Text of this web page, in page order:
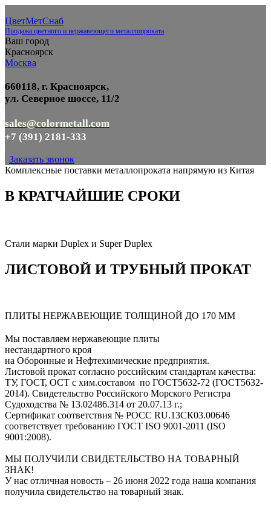
ЦветМетСнаб
Продажа цветного и нержавеющего металлопроката
Ваш город
Красноярск
Москва
660118, г. Красноярск,
ул. Северное шоссе, 11/2
sales@colormetall.com
+7 (391) 2181-333
Заказать звонок
Комплексные поставки металлопроката напрямую из Китая
В КРАТЧАЙШИЕ СРОКИ
Стали марки Duplex и Super Duplex
ЛИСТОВОЙ И ТРУБНЫЙ ПРОКАТ
ПЛИТЫ НЕРЖАВЕЮЩИЕ ТОЛЩИНОЙ ДО 170 ММ
Мы поставляем нержавеющие плиты
нестандартного кроя
на Оборонные и Нефтехимические предприятия.
Листовой прокат согласно российским стандартам качества:
ТУ, ГОСТ, ОСТ с хим.составом по ГОСТ5632-72 (ГОСТ5632-
2014). Свидетельство Российского Морского Регистра
Судоходства № 13.02486.314 от 20.07.13 г.;
Сертификат соответствия № РОСС RU.13СК03.00646
соответствует требованию ГОСТ ISO 9001-2011 (ISO
9001:2008).
МЫ ПОЛУЧИЛИ СВИДЕТЕЛЬСТВО НА ТОВАРНЫЙ
ЗНАК!
У нас отличная новость – 26 июня 2022 года наша компания
получила свидетельство на товарный знак.